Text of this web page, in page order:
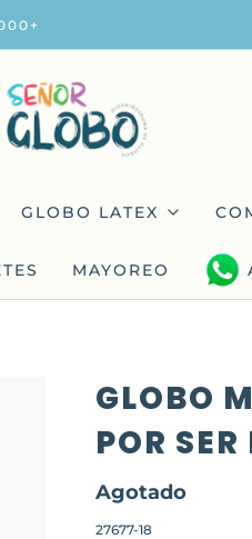
GLOBO LATEX
MAYOREO
GLOBO
POR
Agotado
27677-18